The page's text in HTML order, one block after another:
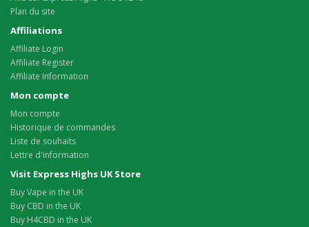
Plan du site
Affiliations
Affiliate Login
Affiliate Register
Affiliate Information
Mon compte
Mon compte
Historique de commandes
Liste de souhaits
Lettre d'information
Visit Express Highs UK Store
Buy Vape in the UK
Buy CBD in the UK
Buy H4CBD in the UK